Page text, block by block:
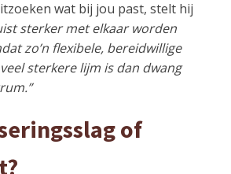
wat bij jou past, stelt hij
sterker met elkaar worden
zo’n flexibele, bereidwillige
sterkere lijm is dan dwang
of